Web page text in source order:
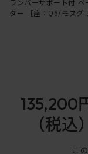
ランバーサポート付
ター ［座：Q6/モスグ
135,200
（税込
こ